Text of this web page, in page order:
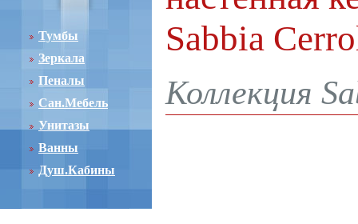
Тумбы
Зеркала
Пеналы
Сан.Мебель
Унитазы
Ванны
Душ.Кабины
Sabbia
Коллекция